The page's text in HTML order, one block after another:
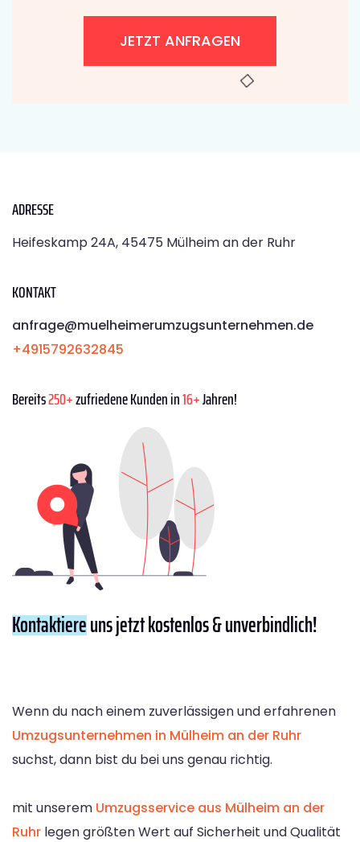
JETZT ANFRAGEN
ADRESSE
Heifeskamp 24A, 45475 Mülheim an der Ruhr
KONTAKT
anfrage@muelheimerumzugsunternehmen.de
+4915792632845
Bereits250+zufriedene Kunden in16+Jahren!
Kontaktiereuns jetzt kostenlos & unverbindlich!
Wenn du nach einem zuverlässigen und erfahrenen
Umzugsunternehmen in Mülheim an der Ruhr
suchst, dann bist du bei uns genau richtig.
mit unserem Umzugsservice aus Mülheim an der
Ruhr legen größten Wert auf Sicherheit und Qualität